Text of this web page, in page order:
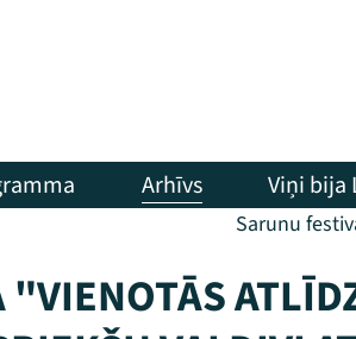
Arhīvs Viņi bija
Sarunu